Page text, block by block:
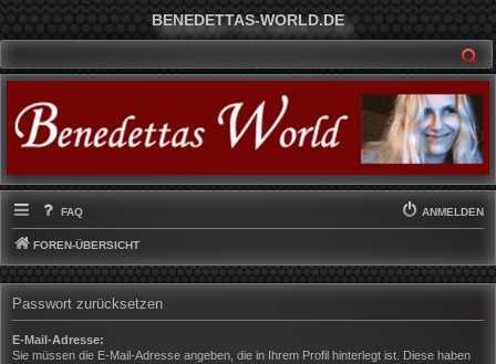
BENEDETTAS-WORLD.DE
FAQ ANMELDEN
FOREN-ÜBERSICHT
Passwort zurücksetzen
E-Mail-Adresse:
Sie müssen die E-Mail-Adresse angeben, die in Ihrem Profil hinterlegt ist. Diese haben